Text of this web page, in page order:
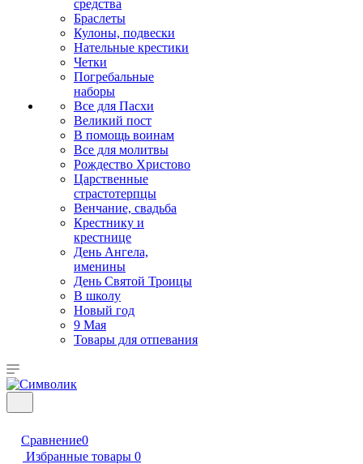
средства
Браслеты
Кулоны, подвески
Нательные крестики
Четки
Погребальные
наборы
Все для Пасхи
Великий пост
В помощь воинам
Все для молитвы
Рождество Христово
Царственные
страстотерпцы
Венчание, свадьба
Крестнику и
крестнице
День Ангела,
именины
День Святой Троицы
В школу
Новый год
9 Мая
Товары для отпевания
Сравнение0
Избранные товары 0